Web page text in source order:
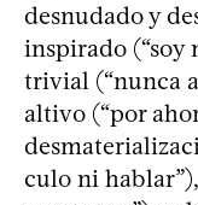
desnudado y
inspirado (“soy
trivial (“nunca
altivo (“por
culo ni